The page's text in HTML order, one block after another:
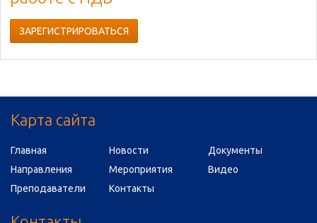
ЗАРЕГИСТРИРОВАТЬСЯ
Карта сайта
Главная Новости
Документы
Направления
Мероприятия
Видео
Преподаватели
Контакты